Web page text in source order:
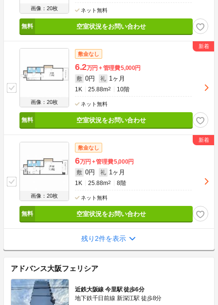
画像：20枚 ネット無料
空室状況をお問い合わせ
画像：20枚
敷金なし
6.2万円 管理費5,000円
敷 0円 礼 1ヶ月
1K 25.88m2 10階
ネット無料
空室状況をお問い合わせ
画像：20枚
敷金なし
6万円 管理費5,000円
敷 0円 礼 1ヶ月
1K 25.88m2 8階
ネット無料
空室状況をお問い合わせ
残り2件を表示
アドバンス大阪フェリシア
近鉄大阪線 今里駅 徒歩6分
地下鉄千日前線 新深江駅 徒歩8分